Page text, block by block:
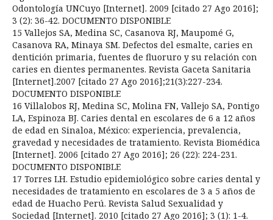
Odontología UNCuyo [Internet]. 2009 [citado 27 Ago 2016];
3 (2): 36-42. DOCUMENTO DISPONIBLE
15 Vallejos SA, Medina SC, Casanova RJ, Maupomé G,
Casanova RA, Minaya SM. Defectos del esmalte, caries en
dentición primaria, fuentes de fluoruro y su relación con
caries en dientes permanentes. Revista Gaceta Sanitaria
[Internet].2007 [citado 27 Ago 2016];21(3):227-234.
DOCUMENTO DISPONIBLE
16 Villalobos RJ, Medina SC, Molina FN, Vallejo SA, Pontigo
LA, Espinoza BJ. Caries dental en escolares de 6 a 12 años
de edad en Sinaloa, México: experiencia, prevalencia,
gravedad y necesidades de tratamiento. Revista Biomédica
[Internet]. 2006 [citado 27 Ago 2016]; 26 (22): 224-231.
DOCUMENTO DISPONIBLE
17 Torres LH. Estudio epidemiológico sobre caries dental y
necesidades de tratamiento en escolares de 3 a 5 años de
edad de Huacho Perú. Revista Salud Sexualidad y
Sociedad [Internet]. 2010 [citado 27 Ago 2016]; 3 (1): 1-4.